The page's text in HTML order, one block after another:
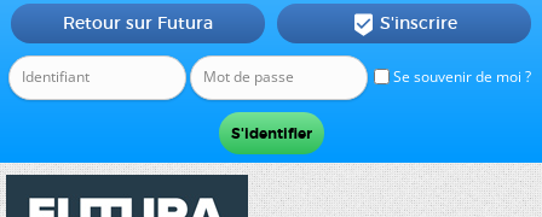
Se souvenir de moi ?
Retour sur Futura  S'inscrire